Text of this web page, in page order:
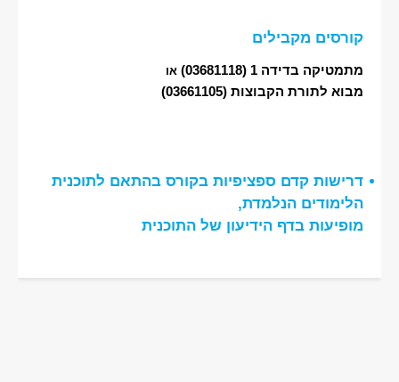
קורסים מקבילים
מתמטיקה בדידה 1 (03681118) או
מבוא לתורת הקבוצות (03661105)
דרישות קדם ספציפיות בקורס בהתאם לתוכנית
הלימודים הנלמדת,
מופיעות בדף הידיעון של התוכנית